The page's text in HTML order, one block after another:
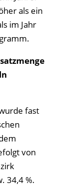
als ein
im Jahr
fast
von
34,4 %.